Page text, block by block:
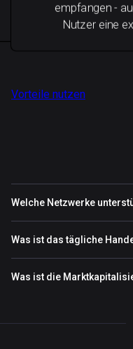
empfangen -
Nutzer eine
Vorteile nutzen
Welche Netzwerke
Was ist das tägliche
Was ist die